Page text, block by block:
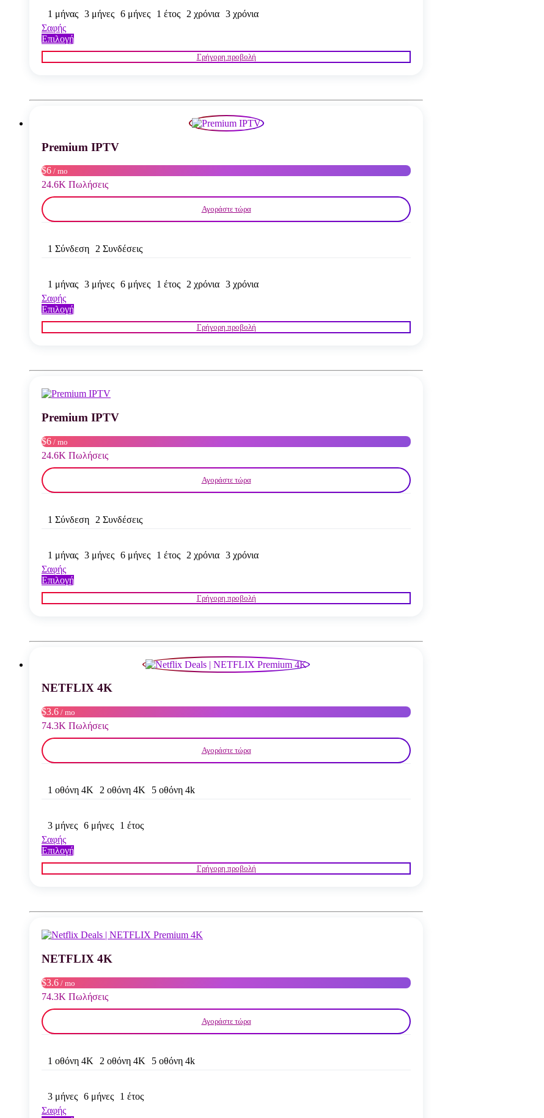
1 μήνας 3 μήνες 6 μήνες 1 έτος 2 χρόνια 3 χρόνια
Σαφής
ΕπιλογήΑυτό
το
προϊόν
επιλεγούν
του
προϊόντος
Γρήγορη προβολή
Premium IPTV
$6 / mo
24.6K Πωλήσεις
Αγοράστε τώρα
1 Σύνδεση 2 Συνδέσεις
1 μήνας 3 μήνες 6 μήνες 1 έτος 2 χρόνια 3 χρόνια
Σαφής
ΕπιλογήΑυτό
το
προϊόν
μπορούν
επιλεγούν
του
προϊόντος
Γρήγορη προβολή
Premium IPTV
$6 / mo
24.6K Πωλήσεις
Αγοράστε τώρα
1 Σύνδεση 2 Συνδέσεις
1 μήνας 3 μήνες 6 μήνες 1 έτος 2 χρόνια 3 χρόνια
Σαφής
ΕπιλογήΑυτό
το
προϊόν
επιλεγούν
σελίδα
του
προϊόντος
Γρήγορη προβολή
NETFLIX 4K
$3.6 / mo
74.3K Πωλήσεις
Αγοράστε τώρα
1 οθόνη 4K 2 οθόνη 4K 5 οθόνη 4k
3 μήνες 6 μήνες
1 έτος
Σαφής
ΕπιλογήΑυτό
το
προϊόν
μπορούν
επιλεγούν
σελίδα
του
προϊόντος
Γρήγορη προβολή
NETFLIX 4K
$3.6 / mo
74.3K Πωλήσεις
Αγοράστε τώρα
1 οθόνη 4K 2 οθόνη 4K 5 οθόνη 4k
3 μήνες 6 μήνες
1 έτος
Σαφής